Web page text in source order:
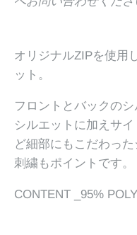
オリジナルZIPを使用
ット。
フロントとバックの
シルエットに加えサ
ど細部にもこだわっ
刺繍もポイントです。
CONTENT _95%